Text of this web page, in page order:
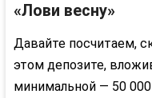
«Лови весну»
Давайте посчитаем,
этом депозите,
минимальной — 50 000